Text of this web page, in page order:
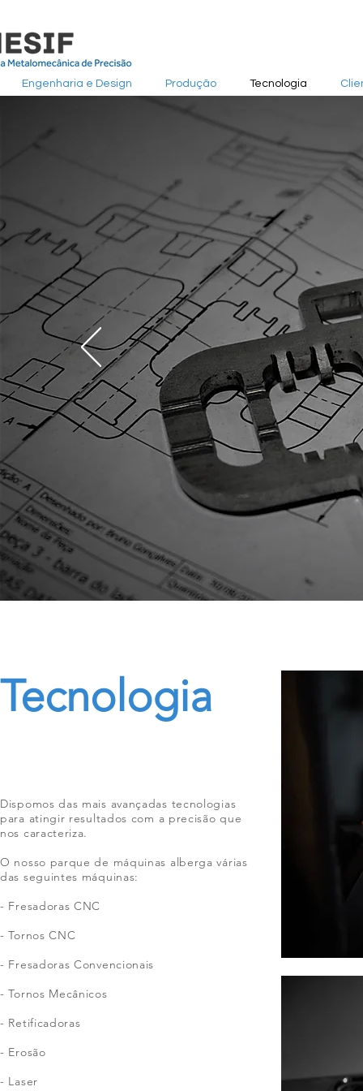
Engenharia e Design Produção Tecnologia
Tecnologia
Dispomos das mais avançadas tecnologias
para atingir resultados com a precisão que
nos caracteriza.
O nosso parque de máquinas alberga várias
das seguintes máquinas:
- Fresadoras CNC
- Tornos CNC
- Fresadoras Convencionais
- Tornos Mecânicos
- Retificadoras
- Erosão
- Laser